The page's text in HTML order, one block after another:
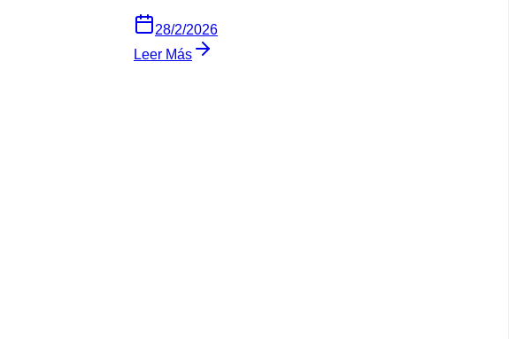
28/2/2026
Leer Más